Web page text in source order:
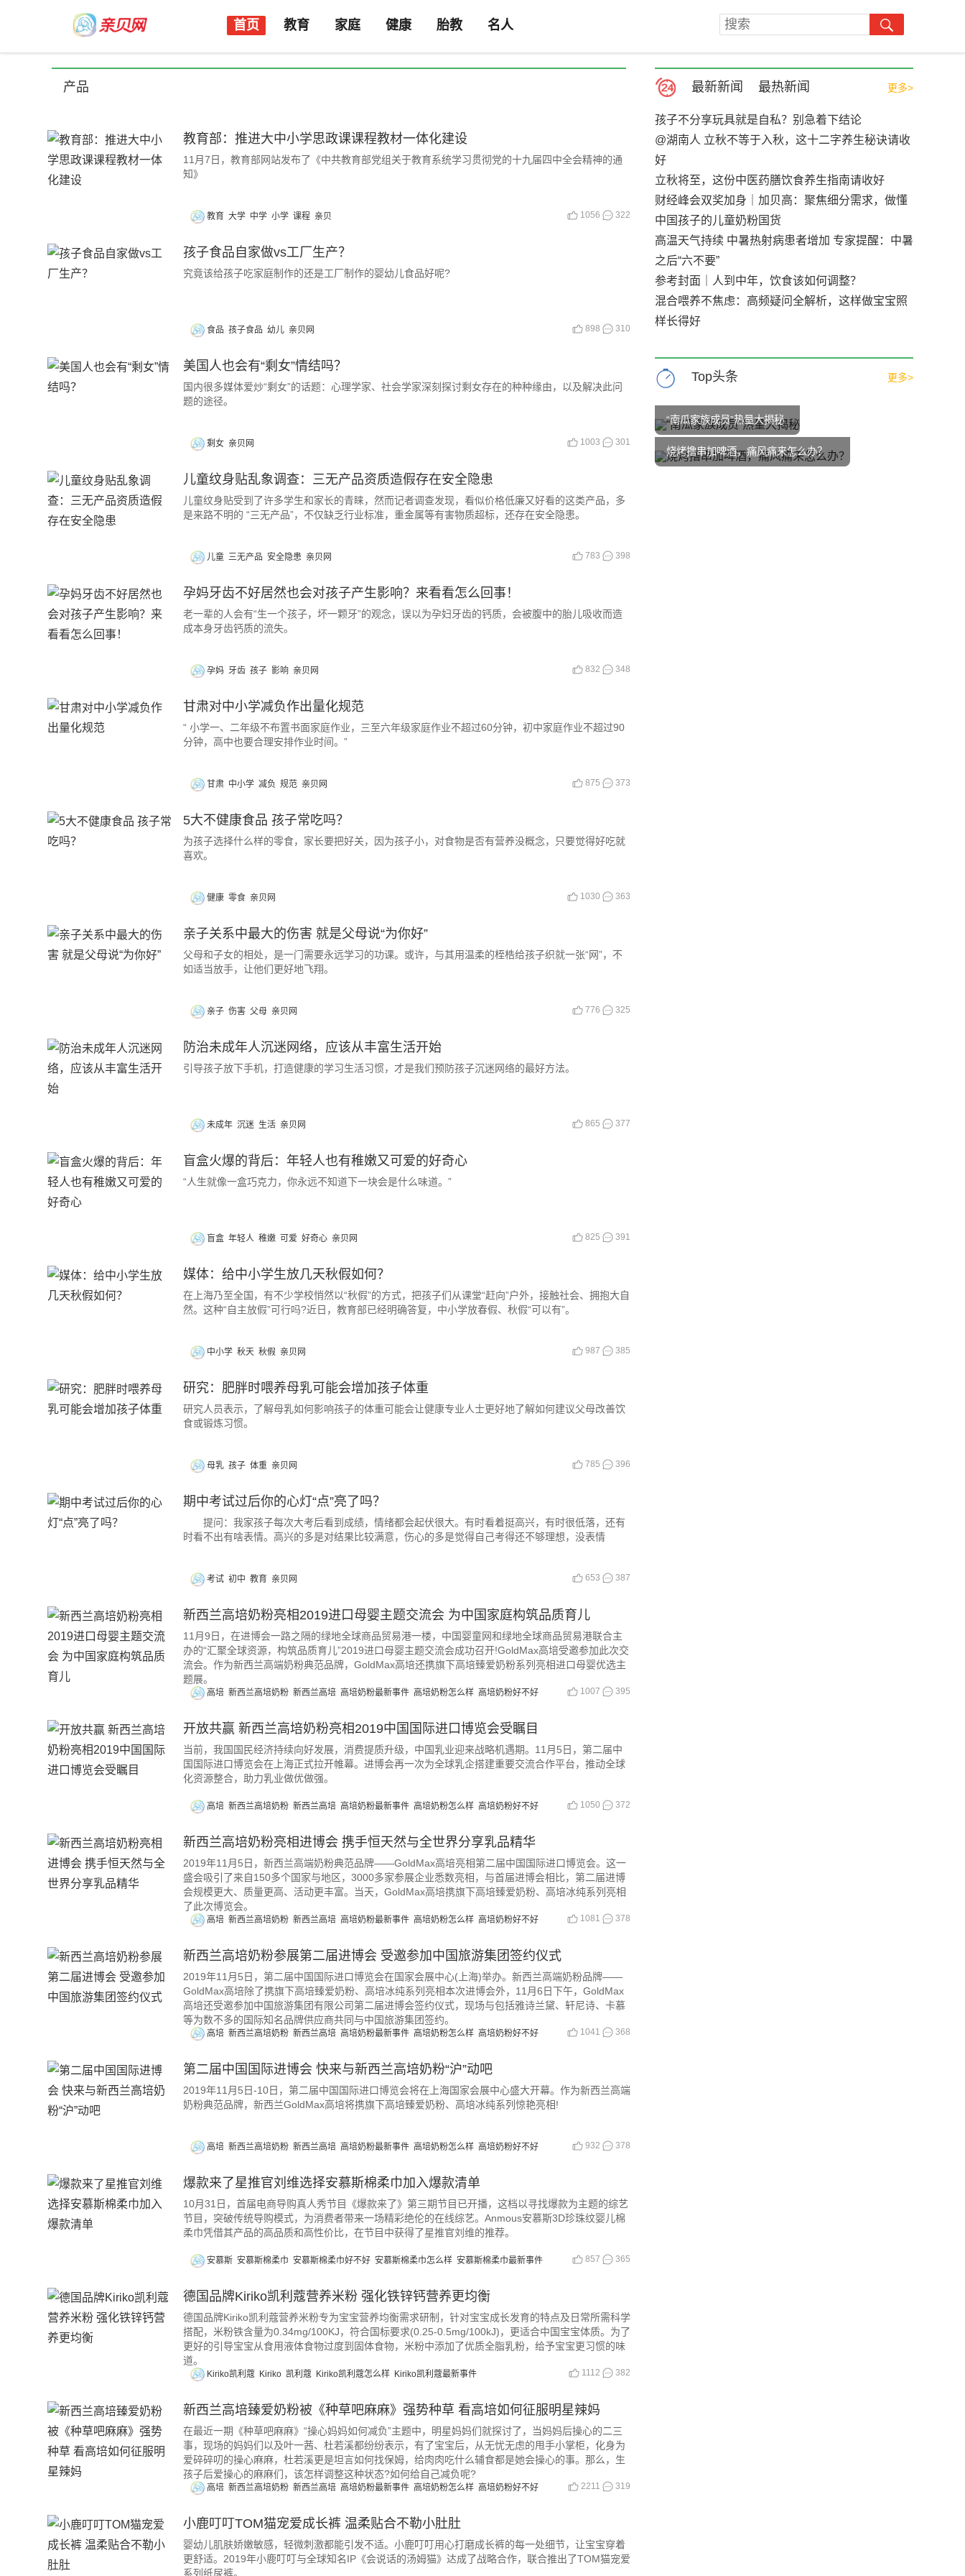
首页 教育 家庭 健康 胎教 名人
产品
教育部：推进大中小学思政课课程教材一体化建设
11月7日，教育部网站发布了《中共教育部党组关于教育系统学习贯彻党的十九届四中全会精神的通
知》
教育 大学 中学 小学 课程 亲贝 1056 322
孩子食品自家做vs工厂生产？
究竟该给孩子吃家庭制作的还是工厂制作的婴幼儿食品好呢?
食品 孩子食品 幼儿 亲贝网 898 310
美国人也会有“剩女”情结吗？
国内很多媒体爱炒“剩女”的话题：心理学家、社会学家深刻探讨剩女存在的种种缘由，以及解决此问
题的途径。
剩女 亲贝网 1003 301
儿童纹身贴乱象调查：三无产品资质造假存在安全隐患
儿童纹身贴受到了许多学生和家长的青睐，然而记者调查发现，看似价格低廉又好看的这类产品，多
是来路不明的 “三无产品”，不仅缺乏行业标准，重金属等有害物质超标，还存在安全隐患。
儿童 三无产品 安全隐患 亲贝网 783 398
孕妈牙齿不好居然也会对孩子产生影响？来看看怎么回事！
老一辈的人会有“生一个孩子，坏一颗牙”的观念，误以为孕妇牙齿的钙质，会被腹中的胎儿吸收而造
成本身牙齿钙质的流失。
孕妈 牙齿 孩子 影响 亲贝网 832 348
甘肃对中小学减负作出量化规范
“ 小学一、二年级不布置书面家庭作业，三至六年级家庭作业不超过60分钟，初中家庭作业不超过90
分钟，高中也要合理安排作业时间。”
甘肃 中小学 减负 规范 亲贝网 875 373
5大不健康食品 孩子常吃吗？
为孩子选择什么样的零食，家长要把好关，因为孩子小，对食物是否有营养没概念，只要觉得好吃就
喜欢。
健康 零食 亲贝网 1030 363
亲子关系中最大的伤害 就是父母说“为你好”
父母和子女的相处，是一门需要永远学习的功课。或许，与其用温柔的桎梏给孩子织就一张“网”，不
如适当放手，让他们更好地飞翔。
亲子 伤害 父母 亲贝网 776 325
防治未成年人沉迷网络，应该从丰富生活开始
引导孩子放下手机，打造健康的学习生活习惯，才是我们预防孩子沉迷网络的最好方法。
未成年 沉迷 生活 亲贝网 865 377
盲盒火爆的背后：年轻人也有稚嫩又可爱的好奇心
“人生就像一盒巧克力，你永远不知道下一块会是什么味道。”
盲盒 年轻人 稚嫩 可爱 好奇心 亲贝网 825 391
媒体：给中小学生放几天秋假如何？
在上海乃至全国，有不少学校悄然以“秋假”的方式，把孩子们从课堂“赶向”户外，接触社会、拥抱大自
然。这种“自主放假”可行吗?近日，教育部已经明确答复，中小学放春假、秋假“可以有”。
中小学 秋天 秋假 亲贝网 987 385
研究：肥胖时喂养母乳可能会增加孩子体重
研究人员表示，了解母乳如何影响孩子的体重可能会让健康专业人士更好地了解如何建议父母改善饮
食或锻炼习惯。
母乳 孩子 体重 亲贝网 785 396
期中考试过后你的心灯“点”亮了吗？
提问：我家孩子每次大考后看到成绩，情绪都会起伏很大。有时看着挺高兴，有时很低落，还有
时看不出有啥表情。高兴的多是对结果比较满意，伤心的多是觉得自己考得还不够理想，没表情
考试 初中 教育 亲贝网 653 387
新西兰高培奶粉亮相2019进口母婴主题交流会 为中国家庭构筑品质育儿
11月9日，在进博会一路之隔的绿地全球商品贸易港一楼，中国婴童网和绿地全球商品贸易港联合主
办的“汇聚全球资源，构筑品质育儿”2019进口母婴主题交流会成功召开!GoldMax高培受邀参加此次交
流会。作为新西兰高端奶粉典范品牌，GoldMax高培还携旗下高培臻爱奶粉系列亮相进口母婴优选主
题展。
高培 新西兰高培奶粉 新西兰高培 高培奶粉最新事件 高培奶粉怎么样 高培奶粉好不好 1007 395
开放共赢 新西兰高培奶粉亮相2019中国国际进口博览会受瞩目
当前，我国国民经济持续向好发展，消费提质升级，中国乳业迎来战略机遇期。11月5日，第二届中
国国际进口博览会在上海正式拉开帷幕。进博会再一次为全球乳企搭建重要交流合作平台，推动全球
化资源整合，助力乳业做优做强。
高培 新西兰高培奶粉 新西兰高培 高培奶粉最新事件 高培奶粉怎么样 高培奶粉好不好 1050 372
新西兰高培奶粉亮相进博会 携手恒天然与全世界分享乳品精华
2019年11月5日，新西兰高端奶粉典范品牌——GoldMax高培亮相第二届中国国际进口博览会。这一
盛会吸引了来自150多个国家与地区，3000多家参展企业悉数亮相，与首届进博会相比，第二届进博
会规模更大、质量更高、活动更丰富。当天，GoldMax高培携旗下高培臻爱奶粉、高培冰纯系列亮相
了此次博览会。
高培 新西兰高培奶粉 新西兰高培 高培奶粉最新事件 高培奶粉怎么样 高培奶粉好不好 1081 378
新西兰高培奶粉参展第二届进博会 受邀参加中国旅游集团签约仪式
2019年11月5日，第二届中国国际进口博览会在国家会展中心(上海)举办。新西兰高端奶粉品牌——
GoldMax高培除了携旗下高培臻爱奶粉、高培冰纯系列亮相本次进博会外，11月6日下午，GoldMax
高培还受邀参加中国旅游集团有限公司第二届进博会签约仪式，现场与包括雅诗兰黛、轩尼诗、卡慕
等为数不多的国际知名品牌供应商共同与中国旅游集团签约。
高培 新西兰高培奶粉 新西兰高培 高培奶粉最新事件 高培奶粉怎么样 高培奶粉好不好 1041 368
第二届中国国际进博会 快来与新西兰高培奶粉“沪”动吧
2019年11月5日-10日，第二届中国国际进口博览会将在上海国家会展中心盛大开幕。作为新西兰高端
奶粉典范品牌，新西兰GoldMax高培将携旗下高培臻爱奶粉、高培冰纯系列惊艳亮相!
高培 新西兰高培奶粉 新西兰高培 高培奶粉最新事件 高培奶粉怎么样 高培奶粉好不好 932 378
爆款来了星推官刘维选择安慕斯棉柔巾加入爆款清单
10月31日，首届电商导购真人秀节目《爆款来了》第三期节目已开播，这档以寻找爆款为主题的综艺
节目，突破传统导购模式，为消费者带来一场精彩绝伦的在线综艺。Anmous安慕斯3D珍珠纹婴儿棉
柔巾凭借其产品的高品质和高性价比，在节目中获得了星推官刘维的推荐。
安慕斯 安慕斯棉柔巾 安慕斯棉柔巾好不好 安慕斯棉柔巾怎么样 安慕斯棉柔巾最新事件 857 365
德国品牌Kiriko凯利蔻营养米粉 强化铁锌钙营养更均衡
德国品牌Kiriko凯利蔻营养米粉专为宝宝营养均衡需求研制，针对宝宝成长发育的特点及日常所需科学
搭配，米粉铁含量为0.34mg/100KJ，符合国标要求(0.25-0.5mg/100kJ)，更适合中国宝宝体质。为了
更好的引导宝宝从食用液体食物过度到固体食物，米粉中添加了优质全脂乳粉，给予宝宝更习惯的味
道。
Kiriko凯利蔻 Kiriko 凯利蔻 Kiriko凯利蔻怎么样 Kiriko凯利蔻最新事件 1112 382
新西兰高培臻爱奶粉被《种草吧麻麻》强势种草 看高培如何征服明星辣妈
在最近一期《种草吧麻麻》“操心妈妈如何减负”主题中，明星妈妈们就探讨了，当妈妈后操心的二三
事，现场的妈妈们以及叶一茜、杜若溪都纷纷表示，有了宝宝后，从无忧无虑的甩手小掌柜，化身为
爱碎碎叨的操心麻麻，杜若溪更是坦言如何找保姆，给肉肉吃什么辅食都是她会操心的事。那么，生
孩子后爱操心的麻麻们，该怎样调整这种状态?如何给自己减负呢?
高培 新西兰高培奶粉 新西兰高培 高培奶粉最新事件 高培奶粉怎么样 高培奶粉好不好 2211 319
小鹿叮叮TOM猫宠爱成长裤 温柔贴合不勒小肚肚
婴幼儿肌肤娇嫩敏感，轻微刺激都能引发不适。小鹿叮叮用心打磨成长裤的每一处细节，让宝宝穿着
更舒适。2019年小鹿叮叮与全球知名IP《会说话的汤姆猫》达成了战略合作，联合推出了TOM猫宠爱
系列纸尿裤。
最新新闻 最热新闻 更多>
孩子不分享玩具就是自私？别急着下结论
@湖南人 立秋不等于入秋，这十二字养生秘诀请收
好
立秋将至，这份中医药膳饮食养生指南请收好
财经峰会双奖加身｜加贝高：聚焦细分需求，做懂
中国孩子的儿童奶粉国货
高温天气持续 中暑热射病患者增加 专家提醒：中暑
之后“六不要”
参考封面｜人到中年，饮食该如何调整？
混合喂养不焦虑：高频疑问全解析，这样做宝宝照
样长得好
Top头条 更多>
“南瓜家族成员”热量大揭秘
烧烤撸串加啤酒，痛风痛来怎么办？